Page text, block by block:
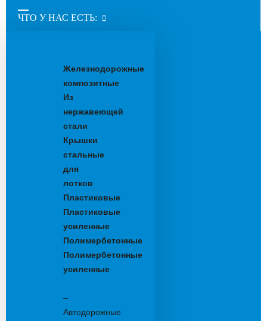
ЧТО У НАС ЕСТЬ:
Железнодорожные
композитные
Из
нержавеющей
стали
Крышки
стальные
для
лотков
Пластиковые
Пластиковые
усиленные
Полимербетонные
Полимербетонные
усиленные
–
Автодорожные